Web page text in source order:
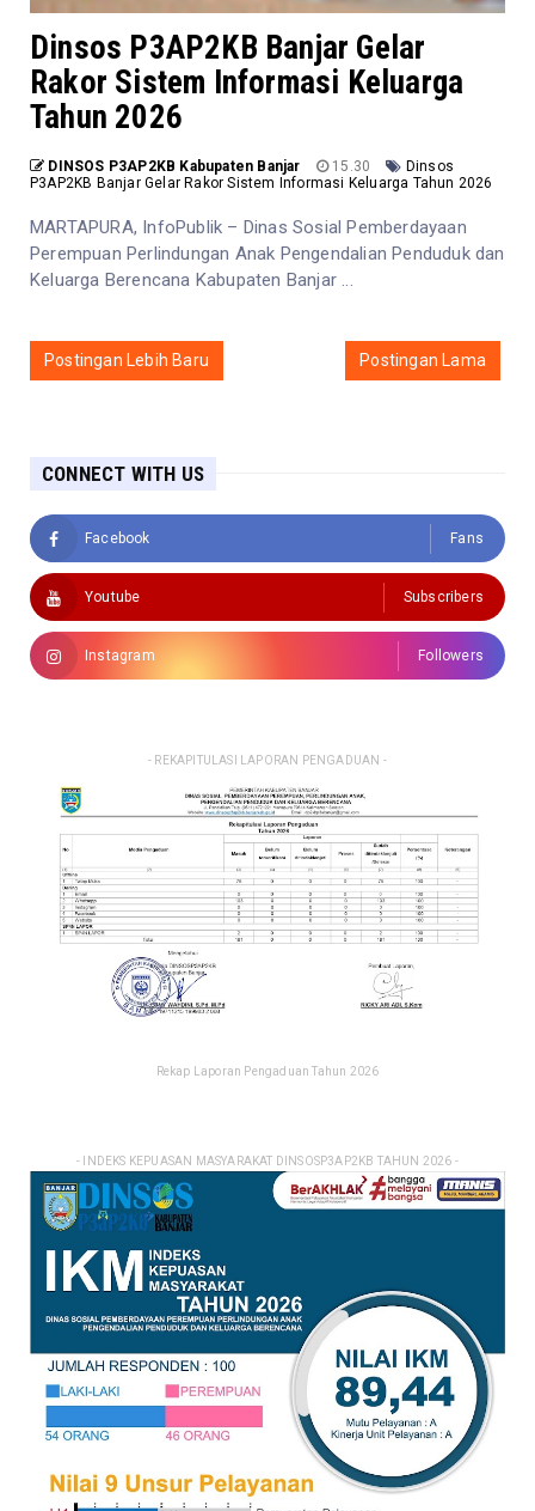
Dinsos P3AP2KB Banjar Gelar
Rakor Sistem Informasi Keluarga
Tahun 2026
DINSOS P3AP2KB Kabupaten Banjar 15.30
Dinsos
P3AP2KB Banjar Gelar Rakor Sistem Informasi Keluarga Tahun 2026
MARTAPURA, InfoPublik – Dinas Sosial Pemberdayaan
Perempuan Perlindungan Anak Pengendalian Penduduk dan
Keluarga Berencana Kabupaten Banjar ...
Postingan Lebih Baru Postingan Lama
CONNECT WITH US
Facebook Fans
Youtube Subscribers
Instagram Followers
- REKAPITULASI LAPORAN PENGADUAN -
Rekap Laporan Pengaduan Tahun 2026
- INDEKS KEPUASAN MASYARAKAT DINSOSP3AP2KB TAHUN 2026 -